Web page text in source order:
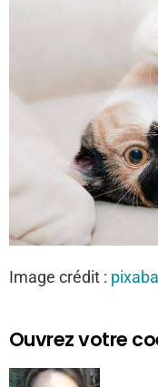
Image crédit :
Ouvrez votre